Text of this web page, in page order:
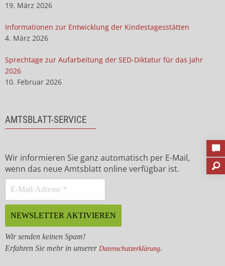
19. März 2026
Informationen zur Entwicklung der Kindestagesstätten
4. März 2026
Sprechtage zur Aufarbeitung der SED-Diktatur für das Jahr
2026
10. Februar 2026
AMTSBLATT-SERVICE
Wir informieren Sie ganz automatisch per E-Mail,
wenn das neue Amtsblatt online verfügbar ist.
Wir senden keinen Spam!
Erfahren Sie mehr in unserer Datenschutzerklärung.